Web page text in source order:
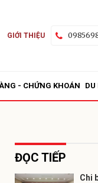
GIỚI THIỆU
- CHỨNG KHOÁN DU
ĐỌC TIẾP
Chi